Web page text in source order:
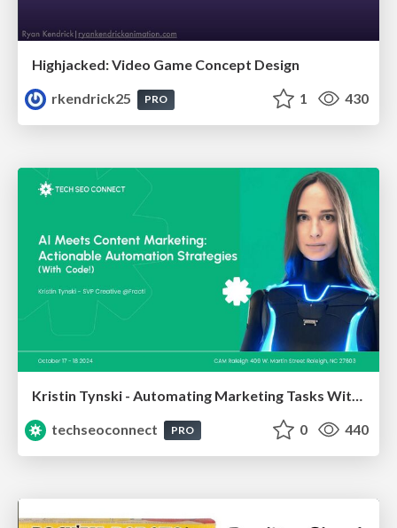
Highjacked: Video Game Concept Design
rkendrick25
PRO 1 430
Kristin Tynski - Automating Marketing Tasks With AI
techseoconnect
PRO 0 440